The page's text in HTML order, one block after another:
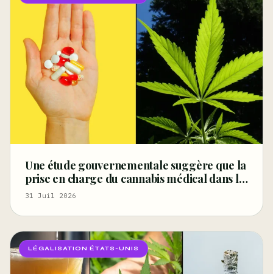
Une étude gouvernementale suggère que la
prise en charge du cannabis médical dans le
cadre de l’indemnisation des accidents du
la
31 Juil 2026
LÉGALISATION ÉTATS-UNIS